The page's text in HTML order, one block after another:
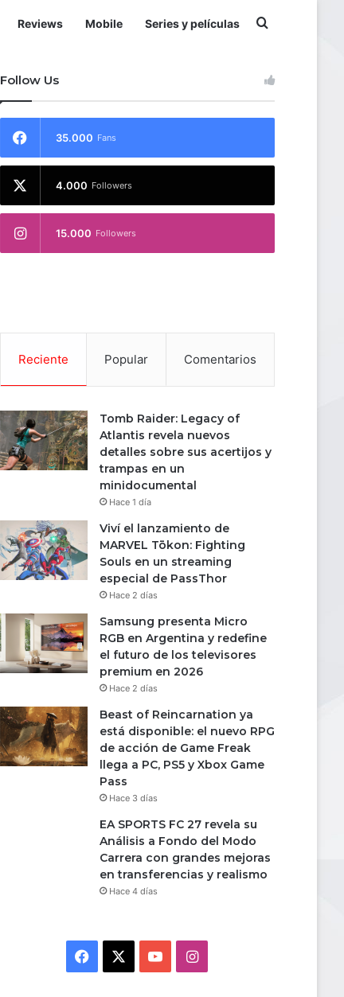
Reviews Mobile Series y películas
Follow Us
35.000 Fans
4.000 Followers
15.000 Followers
Reciente Popular Comentarios
Tomb Raider: Legacy of
Atlantis revela nuevos
detalles sobre sus acertijos y
trampas en un
minidocumental
Hace 1 día
Viví el lanzamiento de
MARVEL Tōkon: Fighting
Souls en un streaming
especial de PassThor
Hace 2 días
Samsung presenta Micro
RGB en Argentina y redefine
el futuro de los televisores
premium en 2026
Hace 2 días
Beast of Reincarnation ya
está disponible: el nuevo RPG
de acción de Game Freak
llega a PC, PS5 y Xbox Game
Pass
Hace 3 días
EA SPORTS FC 27 revela su
Análisis a Fondo del Modo
Carrera con grandes mejoras
en transferencias y realismo
Hace 4 días
Facebook YouTubeInstagram